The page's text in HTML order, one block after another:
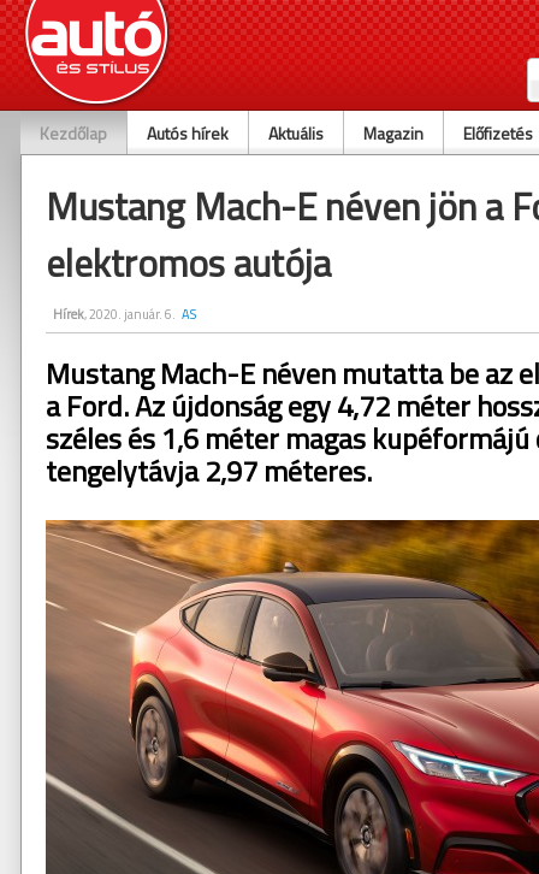
Kezdőlap Autós hírek Aktuális Magazin Előfizetés
Mustang Mach-E néven jön a
elektromos autója
Hírek, 2020. január. 6. AS
Mustang Mach-E néven mutatta be az
a Ford. Az újdonság egy 4,72 méter
széles és 1,6 méter magas kupéformájú
tengelytávja 2,97 méteres.